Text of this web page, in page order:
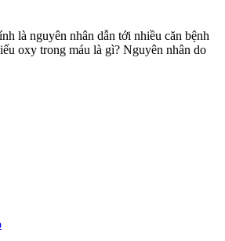
là nguyên nhân dẫn tới nhiều căn bệnh
oxy trong máu là gì? Nguyên nhân do